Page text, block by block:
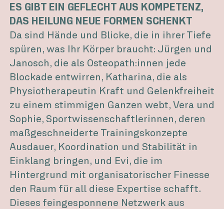
ES GIBT EIN GEFLECHT AUS KOMPETENZ,
DAS HEILUNG NEUE FORMEN SCHENKT
Da sind Hände und Blicke, die in ihrer Tiefe
spüren, was Ihr Körper braucht: Jürgen und
Janosch, die als Osteopath:innen jede
Blockade entwirren, Katharina, die als
Physiotherapeutin Kraft und Gelenkfreiheit
zu einem stimmigen Ganzen webt, Vera und
Sophie, Sportwissenschaftlerinnen, deren
maßgeschneiderte Trainingskonzepte
Ausdauer, Koordination und Stabilität in
Einklang bringen, und Evi, die im
Hintergrund mit organisatorischer Finesse
den Raum für all diese Expertise schafft.
Dieses feingesponnene Netzwerk aus